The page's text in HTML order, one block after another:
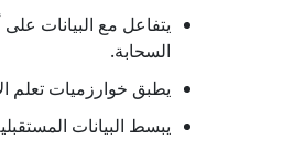
السحابة.
يطبق خوارزميات تعلم
يبسط البيانات